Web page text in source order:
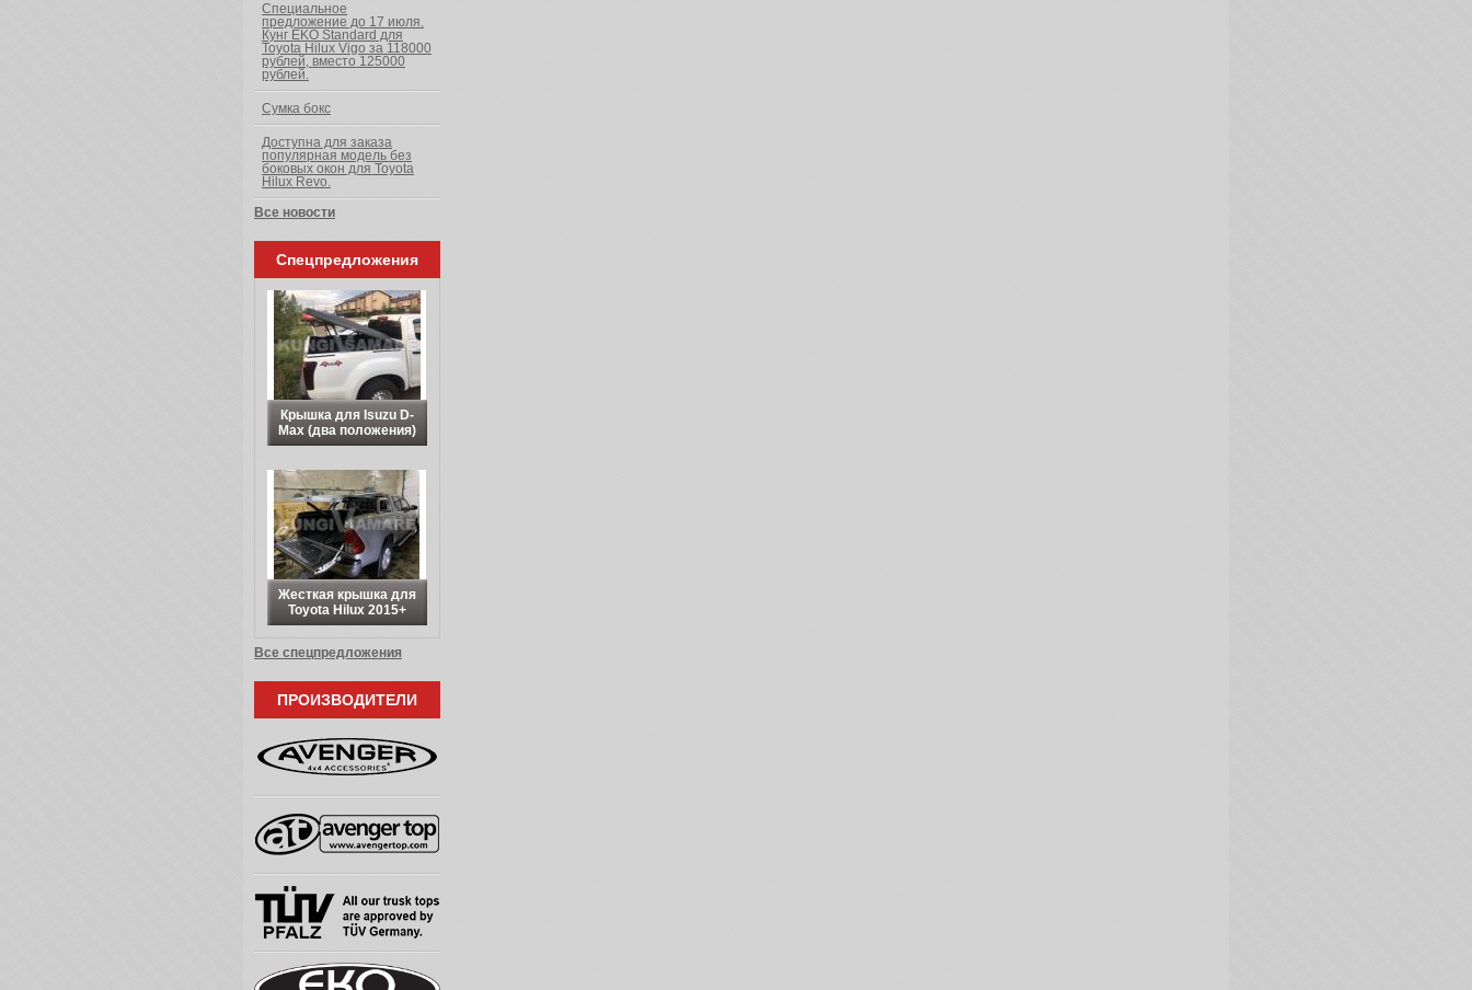
Специальное
предложение до 17 июля.
Кунг EKO Standard для
Toyota Hilux Vigo за 118000
рублей, вместо 125000
рублей.
Сумка бокс
Доступна для заказа
популярная модель без
боковых окон для Toyota
Hilux Revo.
Все новости
Спецпредложения
Крышка для Isuzu D-
Max (два положения)
Жесткая крышка для
Toyota Hilux 2015+
Все спецпредложения
ПРОИЗВОДИТЕЛИ